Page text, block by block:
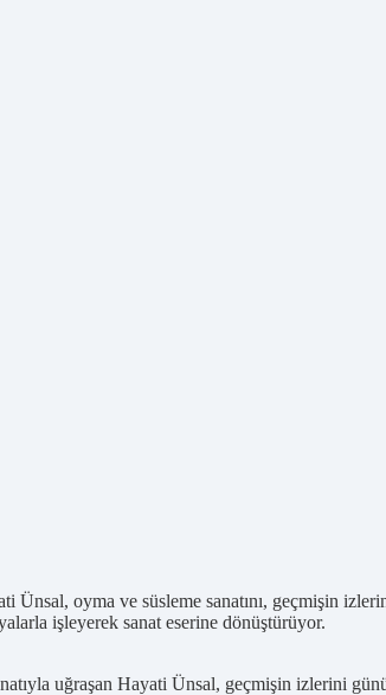
Ünsal, oyma ve süsleme sanatını, geçmişin
işleyerek sanat eserine dönüştürüyor.
uğraşan Hayati Ünsal, geçmişin izlerini